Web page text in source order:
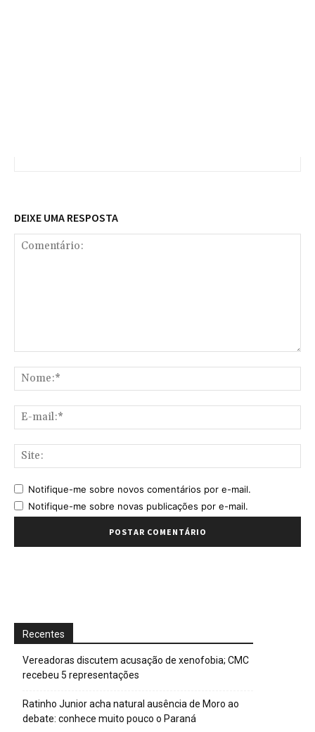
DEIXE UMA RESPOSTA
Notifique-me sobre novos comentários por e-mail.
Notifique-me sobre novas publicações por e-mail.
Recentes
Vereadoras discutem acusação de xenofobia; CMC
recebeu 5 representações
Ratinho Junior acha natural ausência de Moro ao
debate: conhece muito pouco o Paraná